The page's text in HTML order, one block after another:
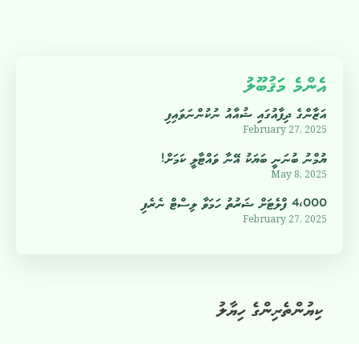
ކިޔުންތެރިންގެ ހިޔާލު
އެންމެ މަޤުބޫލު
އަޒާންގެ ދިފާއުގައި ޝުއާއު ނުކުންނަވައިފި
February 27, 2025
ޔުމްނު ބުނަނީ ބަޔަކު އޭނާ ވައްޓާލީ ކަމަށް!
May 8, 2025
4،000 ފްލެޓަށް ޝަރުތު ހަމަވާ ލިސްޓް ނެރެފި
February 27, 2025